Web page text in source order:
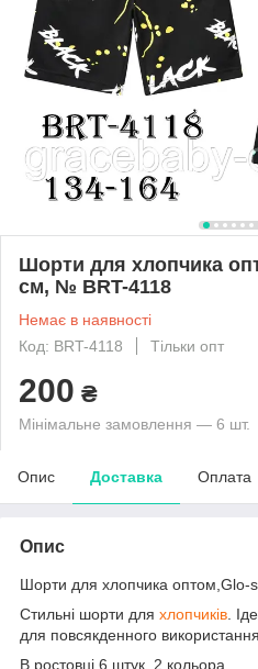
Шорти для хлопчика
см, № BRT-4118
Немає в наявності
Код: BRT-4118
Тільки опт
200 ₴
Мінімальне замовлення — 6 шт.
Опис Доставка Оплата
Опис
Шорти для хлопчика оптом,Glo-
Стильні шорти для хлопчиків .
для повсякденного використання
В ростовці 6 штук, 2 кольора